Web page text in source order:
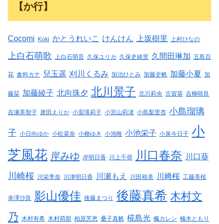
【か行】
Cocomi Koki かとうれいこ けんけん 上坂樹里 上村ひなの
上白石萌歌 上白石萌音 久保ユリカ 久保史緒里 久間田琳加 五島百
花 倉科カナ 兒玉遥 刈川くるみ 加治ひとみ 加藤史帆 加藤小夏 加
藤栞 加藤綾子 北向珠夕 北川景子 北川莉央 古賀葵 吉柳咲良
吉瀬美智子 唐田えりか 小室瑛莉子 小宮山莉渚 小島梨里杏 小島瑠璃
子 小日向ゆか 小松菜奈 小柳ゆき 小池唯 小池栄子 小泉今日子 小
芝風花 岸みゆ 岸明日香 川上千尋 川口春奈 川口葵
川崎桜 川栄李奈 川津明日香 川瀬もえ 川田裕美 川﨑桜 工藤美桜
幸澤沙良 影山優佳 後藤まつり 後藤真希 木村文
乃 木村有希 木村萌那 柏原芳恵 桑子真帆 椛島光 楓カレン 楠木ともり